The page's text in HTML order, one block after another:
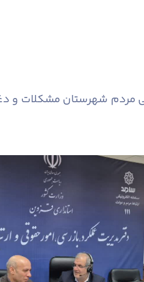
شهرستان مشکلات و